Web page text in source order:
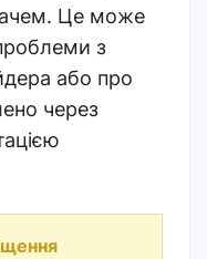
Це може
з
або про
через